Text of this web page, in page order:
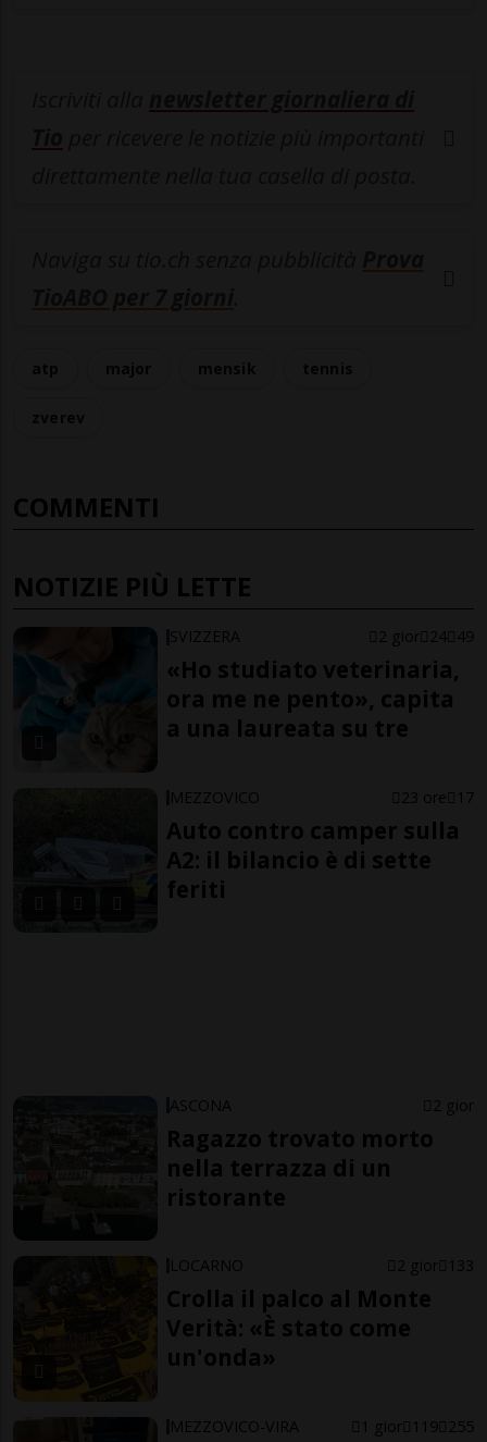
COMMENTI
NOTIZIE PIÙ LETTE
SVIZZERA 2 gior 24 49
«Ho studiato veterinaria,
ora me ne pento», capita
a una laureata su tre
MEZZOVICO 23 ore 17
Auto contro camper sulla
A2: il bilancio è di sette
feriti
ASCONA 2 gior
Ragazzo trovato morto
nella terrazza di un
ristorante
LOCARNO 2 gior 133
Crolla il palco al Monte
Verità: «È stato come
un'onda»
MEZZOVICO-VIRA 1 gior 119 255